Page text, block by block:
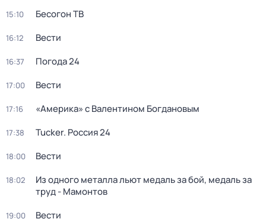
15:10 Бесогон ТВ
16:12 Вести
16:37 Погода 24
17:00 Вести
17:16 «Америка» с Валентином Богдановым
17:38 Tucker. Россия 24
18:00 Вести
18:02
Из одного металла льют медаль за бой, медаль за
труд - Мамонтов
19:00 Вести